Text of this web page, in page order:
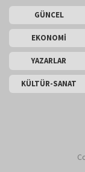
GÜNCEL
EKONOMİ
YAZARLAR
KÜLTÜR-SANAT